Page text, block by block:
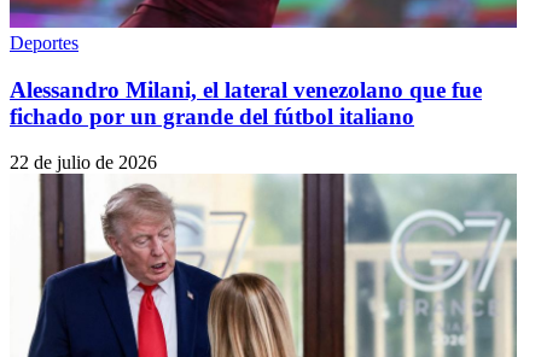
Deportes
Alessandro Milani, el lateral venezolano que fue
fichado por un grande del fútbol italiano
22 de julio de 2026